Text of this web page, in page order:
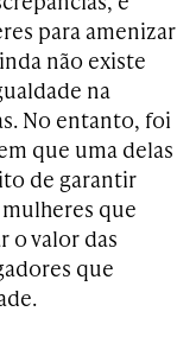
para amenizar
não existe
na
No entanto, foi
que uma delas
de garantir
que
o valor das
que